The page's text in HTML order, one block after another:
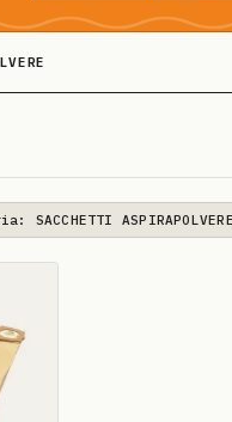
SACCHETTI ASPIRAPOLVERE